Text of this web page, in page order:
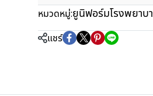
หมวดหมู่:ยูนิฟอร์มโรงพยาบ
แชร์